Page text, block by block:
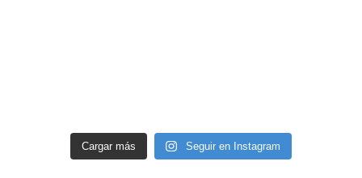
Cargar más Seguir en Instagram